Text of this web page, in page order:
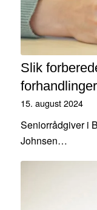
Slik
forhandlinger
15. august 2024
Seniorrådgiver i
Johnsen…